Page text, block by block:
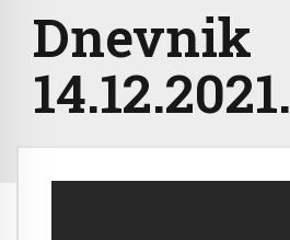
Dnevnik
14.12.2021.